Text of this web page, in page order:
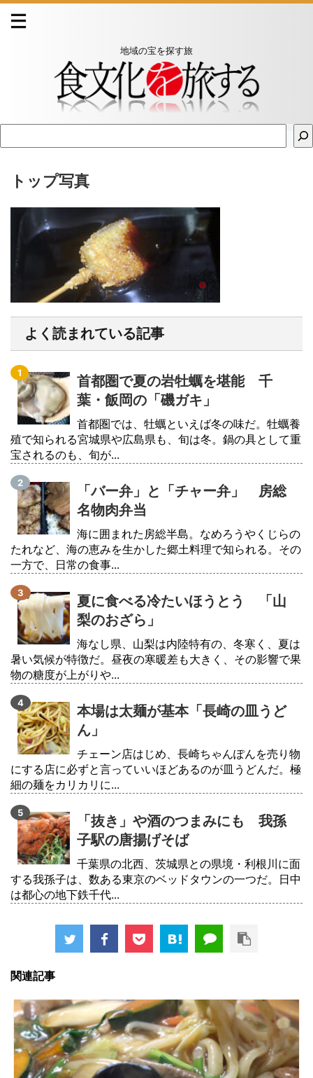
地域の宝を探す旅
トップ写真
よく読まれている記事
首都圏で夏の岩牡蠣を堪能 千
葉・飯岡の「磯ガキ」
首都圏では、牡蠣といえば冬の味だ。牡蠣養
殖で知られる宮城県や広島県も、旬は冬。鍋の具として重
宝されるのも、旬が...
「バー弁」と「チャー弁」 房総
名物肉弁当
海に囲まれた房総半島。なめろうやくじらの
たれなど、海の恵みを生かした郷土料理で知られる。その
一方で、日常の食事...
夏に食べる冷たいほうとう 「山
梨のおざら」
海なし県、山梨は内陸特有の、冬寒く、夏は
暑い気候が特徴だ。昼夜の寒暖差も大きく、その影響で果
物の糖度が上がりや...
本場は太麺が基本「長崎の皿うど
ん」
チェーン店はじめ、長崎ちゃんぽんを売り物
にする店に必ずと言っていいほどあるのが皿うどんだ。極
細の麺をカリカリに...
「抜き」や酒のつまみにも 我孫
子駅の唐揚げそば
千葉県の北西、茨城県との県境・利根川に面
する我孫子は、数ある東京のベッドタウンの一つだ。日中
は都心の地下鉄千代...
関連記事